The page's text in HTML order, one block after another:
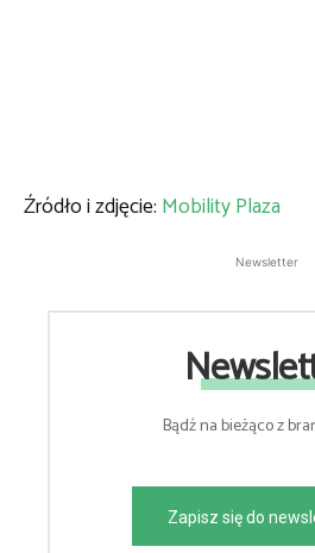
Źródło i zdjęcie: Mobility Plaza
Newsletter
Bądź na bieżąco z
Zapisz się do